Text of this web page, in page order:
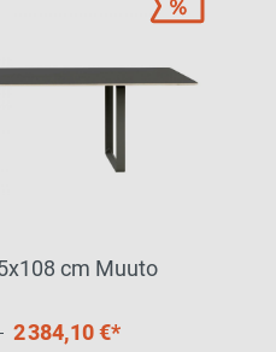
cm Muuto
2 384,10 €*